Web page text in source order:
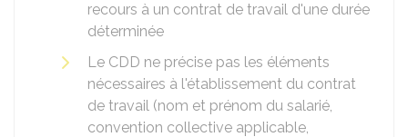
recours à un contrat de travail d'une durée
déterminée
Le CDD ne précise pas les éléments
nécessaires à l'établissement du contrat
de travail (nom et prénom du salarié,
convention collective applicable,